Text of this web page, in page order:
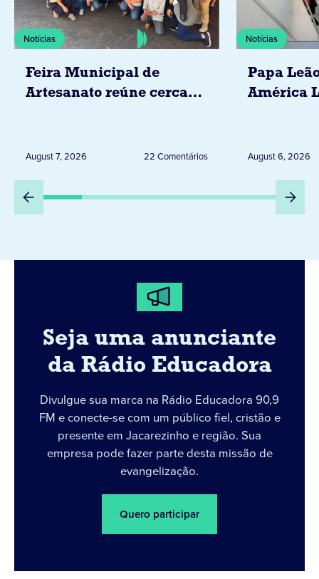
Notícias
Feira Municipal de
Artesanato reúne cerca
August 7, 2026 22 Comentários
Notícias
Papa
América
Peru
August 6, 2026
Seja uma anunciante
da Rádio Educadora
Divulgue sua marca na Rádio Educadora 90,9
FM e conecte-se com um público fiel, cristão e
presente em Jacarezinho e região. Sua
empresa pode fazer parte desta missão de
evangelização.
Quero participar